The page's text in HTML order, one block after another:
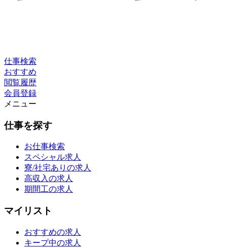
仕事検索
おすすめ
閲覧履歴
会員登録
メニュー
仕事を探す
お仕事検索
スペシャル求人
寮/社宅ありの求人
高収入の求人
期間工の求人
マイリスト
おすすめの求人
キープ中の求人